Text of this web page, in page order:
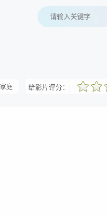
家庭 给影片评分：
很差较差还行 推荐力荐